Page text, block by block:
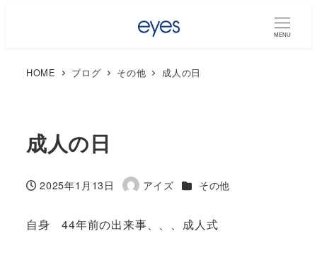
MENU
HOME ブログ その他 成人の日
成人の日
投稿日
2025年1月13日
著
アイズ カテゴリー
その他
自身 44年前の出来事、、、成人式